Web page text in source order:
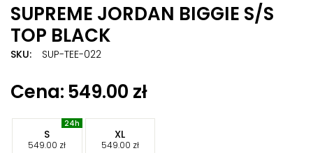
SUPREME JORDAN BIGGIE S/S
TOP BLACK
549.00 zł
-
S
-
549.00 zł
-
XL
-
549.00 zł
SKU:
SUP-TEE-022
Supreme Jordan,Supreme Jordan Biggie S/S Top Black
Supreme Biggie